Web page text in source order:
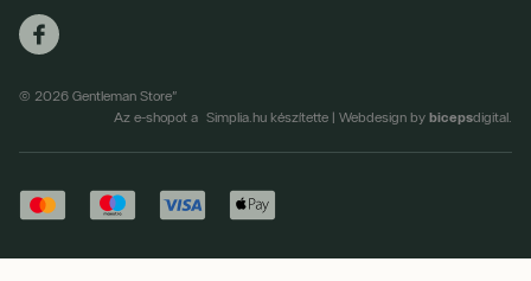
© 2026 Gentleman Store"
Az e-shopot a Simplia.hu készítette | Webdesign by bicepsdigital.